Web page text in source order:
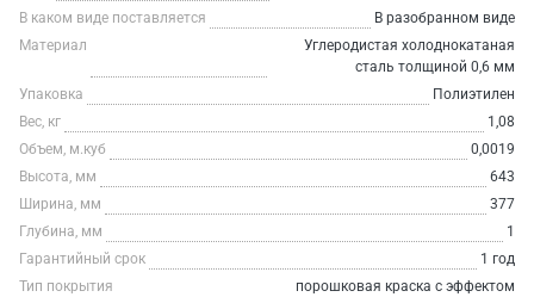
В каком виде поставляется
В разобранном виде
Материал
Углеродистая холоднокатаная
сталь толщиной 0,6 мм
Упаковка
Полиэтилен
Вес, кг
1,08
Объем, м.куб
0,0019
Высота, мм
643
Ширина, мм
377
Глубина, мм
1
Гарантийный срок
1 год
Тип покрытия
порошковая краска с эффектом